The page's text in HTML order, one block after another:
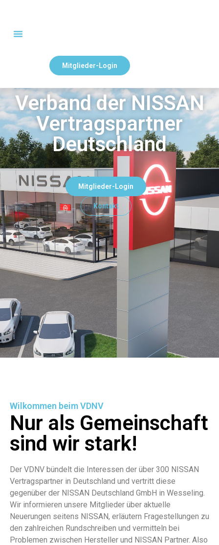
Mitglieder-Login
Verband der NISSAN
Vertragspartner
Deutschland
Mitglieder-Login
Kontakt
Wilkommen beim VDNV
Nur als Gemeinschaft
sind wir stark!
Der VDNV bündelt die Interessen der über 300 NISSAN
Vertragspartner in Deutschland und vertritt diese
gegenüber der NISSAN Deutschland GmbH in Wesseling.
Wir informieren unsere Mitglieder über aktuelle
Neuerungen seitens NISSAN, erläutern Fragestellungen zu
den zahlreichen Rundschreiben und vermitteln bei
Problemen zwischen Hersteller und NISSAN Partner. Also